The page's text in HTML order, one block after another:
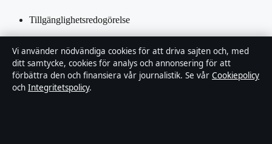
Tillgänglighetsredogörelse
Integritetspolicy
Kändisar & integritet
Vi använder nödvändiga cookies för att driva sajten och, med
ditt samtycke, cookies för analys och annonsering för att
förbättra den och finansiera vår journalistik. Se vår Cookiepolicy
och Integritetspolicy.